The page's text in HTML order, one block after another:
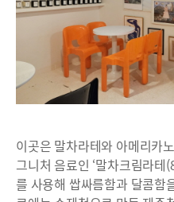
이곳은 말차라테와 아메리카
그니처 음료인 ‘말차크림라테
를 사용해 쌉싸름함과 달콤함